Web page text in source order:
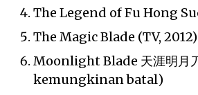
The Legend of Fu Hong
The Magic Blade (TV, 2012)
Moonlight Blade 天涯明月
kemungkinan batal)